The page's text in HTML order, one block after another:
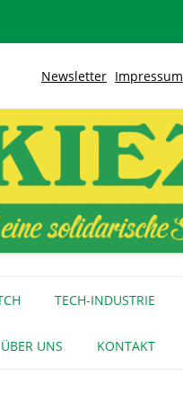
Newsletter Impressum
TECH-INDUSTRIE
ÜBER UNS KONTAKT